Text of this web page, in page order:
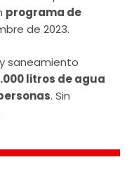
programa de
de 2023.
saneamiento
litros de agua
. Sin